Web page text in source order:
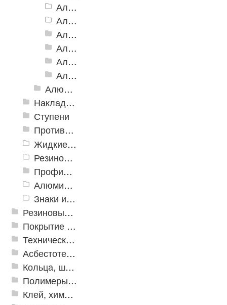
Алюминиевая Полоса АП-46 (с клеевой основой)
Алюминиевая полоса с двумя резиновыми вставками АП-72
Алюминиевая Полоса с двумя резиновыми вставками АП-70
Алюминиевая Полоса с двумя резиновыми вставками АП-86 Премиум
Алюминиевая Полоса с тремя резиновыми вставками АП-100
Алюминиевая Полоса с пятью резиновыми вставками АП-162
Алюминиевый угол-порог с резиновой вставкой
Накладки противоскользящие резиновые
Ступени
Противоскользящие ленты
Жидкие противоскользящие средства
Резиновый профиль с алюминиевой вставкой «NoSlip»
Профили закладные
Алюминиевый профиль для ленты
Знаки из полистирола для разметки пола
Резиновые и ПВХ дорожки
Покрытие из резиновой крошки
Техническая резина
Асбестотехнические и теплоизоляционные материалы
Кольца, шайбы, манжеты
Полимеры и пластики
Клей, химия, сопутствующие товары